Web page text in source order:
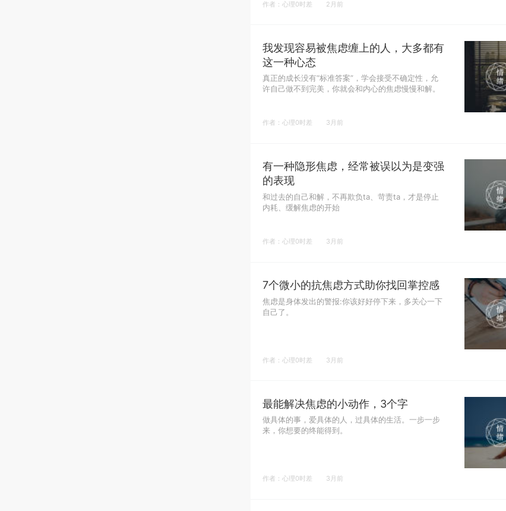
作者：心理0时差 2月前
我发现容易被焦虑缠上的人，大多都有
这一种心态
真正的成长没有“标准答案”，学会接受不确定性，允
许自己做不到完美，你就会和内心的焦虑慢慢和解。
作者：心理0时差 3月前
有一种隐形焦虑，经常被误以为是变强
的表现
和过去的自己和解，不再欺负ta、苛责ta，才是停止
内耗、缓解焦虑的开始
作者：心理0时差 3月前
7个微小的抗焦虑方式助你找回掌控感
焦虑是身体发出的警报:你该好好停下来，多关心一下
自己了。
作者：心理0时差 3月前
最能解决焦虑的小动作，3个字
做具体的事，爱具体的人，过具体的生活。一步一步
来，你想要的终能得到。
作者：心理0时差 3月前